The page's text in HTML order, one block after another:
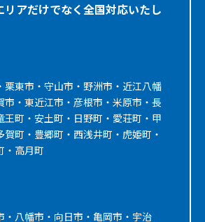
リアだけでなく全国対応いたし
栗東市・守山市・野洲市・近江八幡
市・東近江市・彦根市・米原市・長
王町・安土町・日野町・愛荘町・甲
賀町・豊郷町・西浅井町・虎姫町・
・高月町
・八幡市・向日市・亀岡市・宇治